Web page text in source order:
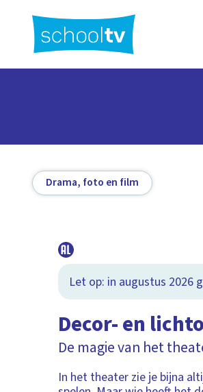
hoofdinhoud
Drama, foto en film
Let op: in augustus 2026
Decor- en
De magie van het
In het theater zie je bijna